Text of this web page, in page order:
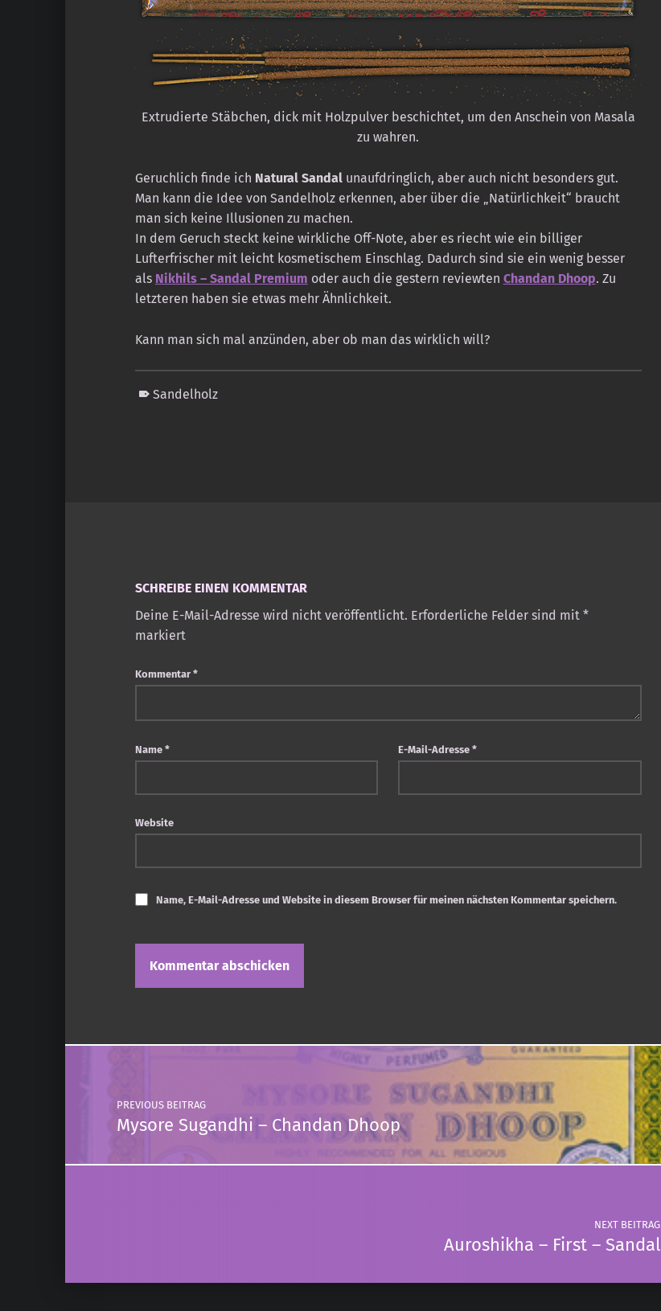
Extrudierte Stäbchen, dick mit Holzpulver beschichtet, um den Anschein von Masala
zu wahren.
Geruchlich finde ich Natural Sandalunaufdringlich, aber auch nicht besonders gut.
Man kann die Idee von Sandelholz erkennen, aber über die „Natürlichkeit“ braucht
man sich keine Illusionen zu machen.
In dem Geruch steckt keine wirkliche Off-Note, aber es riecht wie ein billiger
Lufterfrischer mit leicht kosmetischem Einschlag. Dadurch sind sie ein wenig besser
als Nikhils – Sandal Premium oder auch die gestern reviewten Chandan Dhoop. Zu
letzteren haben sie etwas mehr Ähnlichkeit.
Kann man sich mal anzünden, aber ob man das wirklich will?
Sandelholz
SCHREIBE EINEN KOMMENTAR
Deine E-Mail-Adresse wird nicht veröffentlicht. Erforderliche Felder sind mit *
markiert
Kommentar *
Name * E-Mail-Adresse*
Website
Name, E-Mail-Adresse und Website in diesem Browser für meinen nächsten Kommentar speichern.
Post navigation
PREVIOUS BEITRAG
Mysore Sugandhi – Chandan Dhoop
NEXT BEITRAG
Auroshikha – First – Sandal